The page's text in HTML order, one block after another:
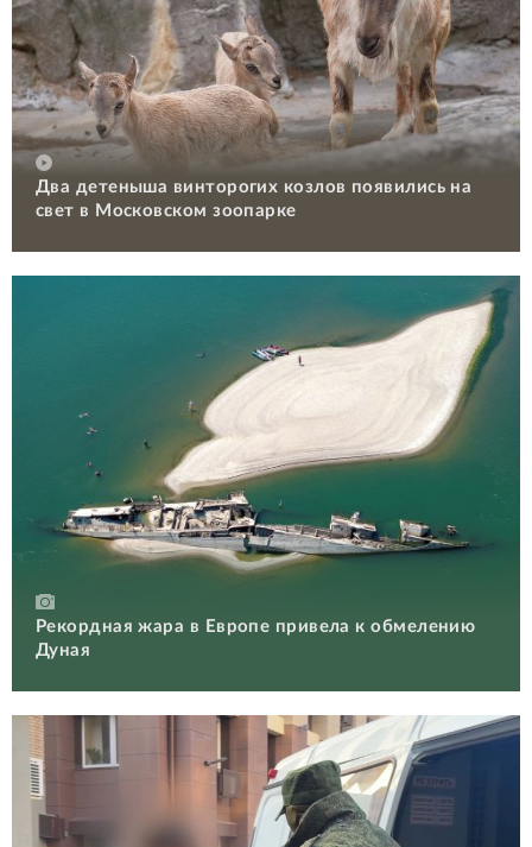
Два детеныша винторогих козлов появились на
свет в Московском зоопарке
Рекордная жара в Европе привела к обмелению
Дуная